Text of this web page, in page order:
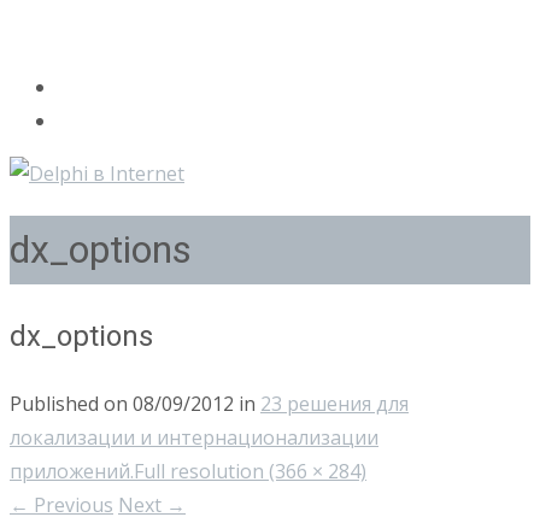
dx_options
dx_options
Published on 08/09/2012 in 23 решения для
локализации и интернационализации
приложений.Full resolution (366 × 284)
← Previous Next →